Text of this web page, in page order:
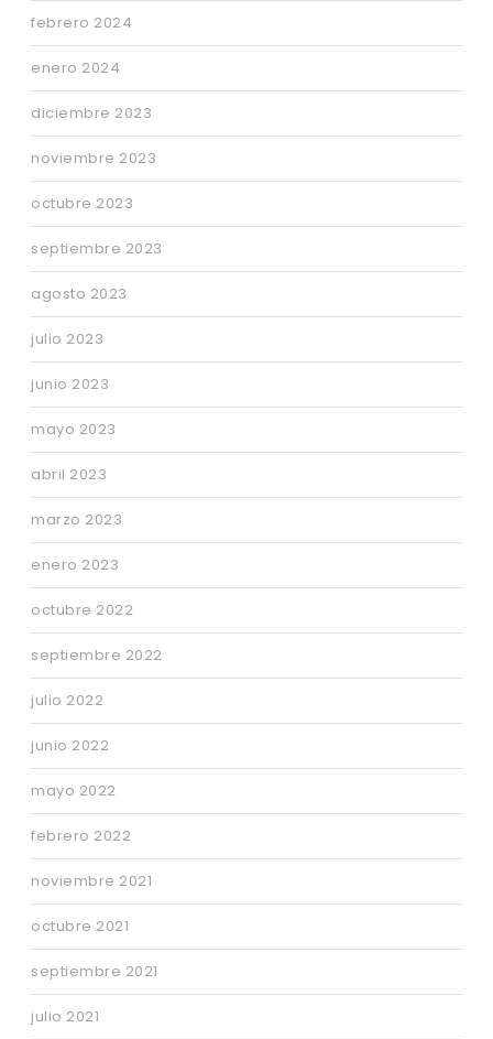
febrero 2024
enero 2024
diciembre 2023
noviembre 2023
octubre 2023
septiembre 2023
agosto 2023
julio 2023
junio 2023
mayo 2023
abril 2023
marzo 2023
enero 2023
octubre 2022
septiembre 2022
julio 2022
junio 2022
mayo 2022
febrero 2022
noviembre 2021
octubre 2021
septiembre 2021
julio 2021